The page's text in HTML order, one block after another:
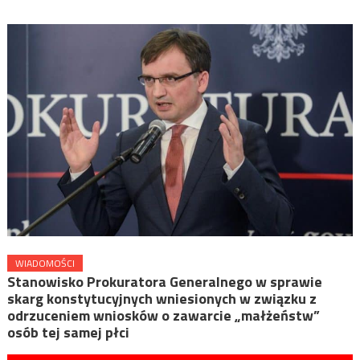
WIADOMOŚCI
Stanowisko Prokuratora Generalnego w sprawie
skarg konstytucyjnych wniesionych w związku z
odrzuceniem wniosków o zawarcie „małżeństw”
osób tej samej płci